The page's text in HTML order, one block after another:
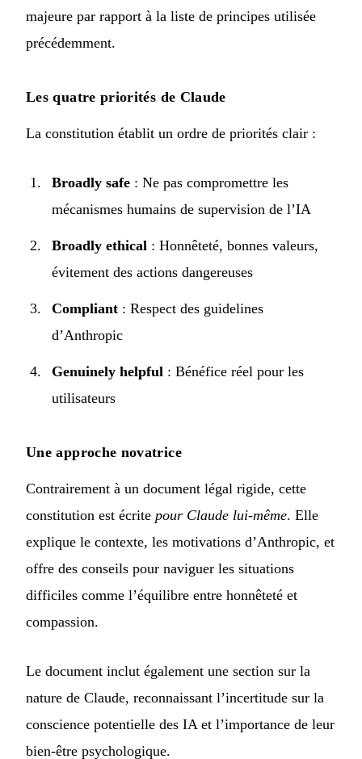
majeure par rapport à la liste de principes utilisée
précédemment.
Les quatre priorités de Claude
La constitution établit un ordre de priorités clair :
Broadly safe : Ne pas compromettre les
mécanismes humains de supervision de l’IA
Broadly ethical : Honnêteté, bonnes valeurs,
évitement des actions dangereuses
Compliant : Respect des guidelines
d’Anthropic
Genuinely helpful : Bénéfice réel pour les
utilisateurs
Une approche novatrice
Contrairement à un document légal rigide, cette
constitution est écrite pour Claude lui-même. Elle
explique le contexte, les motivations d’Anthropic, et
offre des conseils pour naviguer les situations
difficiles comme l’équilibre entre honnêteté et
compassion.
Le document inclut également une section sur la
nature de Claude, reconnaissant l’incertitude sur la
conscience potentielle des IA et l’importance de leur
bien-être psychologique.